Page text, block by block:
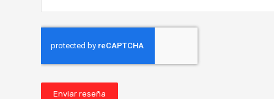
Enviar reseña